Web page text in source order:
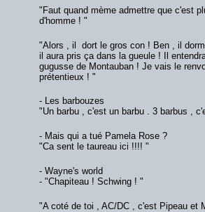
"Faut quand mème admettre que c'est
d'homme ! "
"Alors , il dort le gros con ! Ben , il
il aura pris ça dans la gueule ! Il
gugusse de Montauban ! Je vais le
prétentieux ! "
- Les barbouzes
"Un barbu , c'est un barbu . 3 barbus ,
- Mais qui a tué Pamela Rose ?
"Ca sent le taureau ici !!!! "
- Wayne's world
- "Chapiteau ! Schwing ! "
"A coté de toi , AC/DC , c'est Pipeau et